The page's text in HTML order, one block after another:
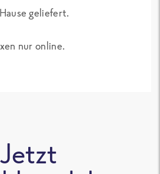
geliefert.
nur online.
Jetzt